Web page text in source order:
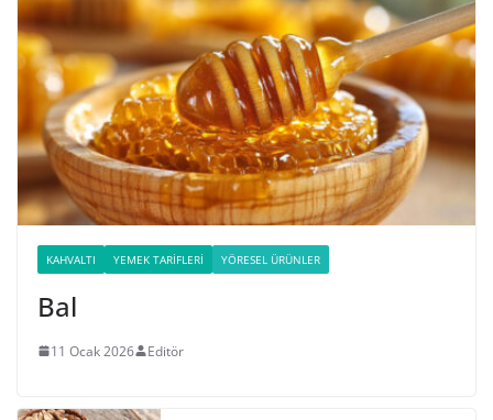
KAHVALTI YEMEK TARIFLERI YÖRESEL ÜRÜNLER
Bal
11 Ocak 2026 Editör